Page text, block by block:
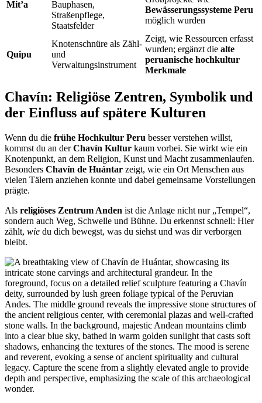
Mit’a
Bauphasen,
Straßenpflege,
Staatsfelder
Bewässerungssysteme Peru
möglich wurden
Quipu
Knotenschnüre als Zähl-
und
Verwaltungsinstrument
Zeigt, wie Ressourcen erfasst
wurden; ergänzt die alte
peruanische hochkultur
Merkmale
Chavín: Religiöse Zentren, Symbolik und
der Einfluss auf spätere Kulturen
Wenn du die frühe Hochkultur Peru besser verstehen willst,
kommst du an derChavín Kultur kaum vorbei. Sie wirkt wie ein
Knotenpunkt, an dem Religion, Kunst und Macht zusammenlaufen.
Besonders Chavín de Huántar zeigt, wie ein Ort Menschen aus
vielen Tälern anziehen konnte und dabei gemeinsame Vorstellungen
prägte.
Als religiöses Zentrum Anden ist die Anlage nicht nur „Tempel“,
sondern auch Weg, Schwelle und Bühne. Du erkennst schnell: Hier
zählt, wie du dich bewegst, was du siehst und was dir verborgen
bleibt.